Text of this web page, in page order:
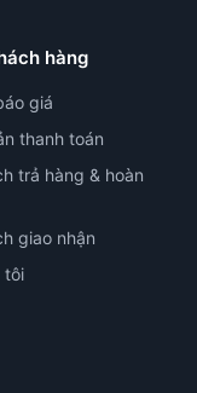
hàng
giá
thanh toán
trả hàng & hoàn
giao nhận
tôi